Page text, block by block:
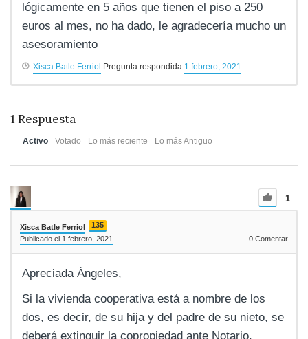
lógicamente en 5 años que tienen el piso a 250
euros al mes, no ha dado, le agradecería mucho un
asesoramiento
Xisca Batle Ferriol Pregunta respondida 1 febrero, 2021
1 Respuesta
Activo Votado Lo más reciente Lo más Antiguo
1
Xisca Batle Ferriol
135
Publicado el 1 febrero, 2021
0 Comentar
Apreciada Ángeles,
Si la vivienda cooperativa está a nombre de los
dos, es decir, de su hija y del padre de su nieto, se
deberá extinguir la copropiedad ante Notario,